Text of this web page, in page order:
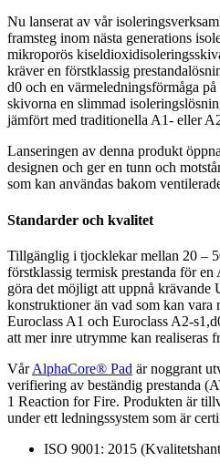
Nu lanserat av vår
framsteg inom nästa generations
mikroporös
kräver en förstklassig
d0 och en värmeledningsförmåga
skivorna en slimmad
jämfört med traditionella A1- eller
Lanseringen av denna produkt
designen och ger en tunn och
som kan användas bakom
Standarder och kvalitet
Tillgänglig i tjocklekar mellan 20 –
förstklassig termisk prestanda för
göra det möjligt att uppnå krävande
konstruktioner än vad som kan vara
Euroclass A1 och Euroclass A2-
att mer inre utrymme kan realiseras
VårAlphaCore® Pad är noggrant
verifiering av beständig prestanda
1 Reaction for Fire. Produkten är
under ett ledningssystem som är
ISO 9001: 2015